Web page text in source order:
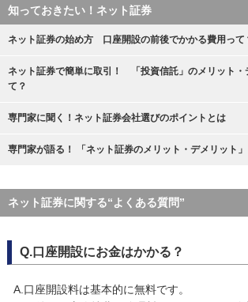
知っておきたい！ネット証券
ネット証券の始め方 口座開設の前後でかかる費用って
ネット証券で簡単に取引！ 「投資信託」のメリット・
て？
専門家に聞く！ネット証券会社選びのポイントとは
専門家が語る！ 「ネット証券のメリット・デメリット」
ネット証券に関する“よくある質問”
Q.口座開設にお金はかかる？
A.口座開設料は基本的に無料です。